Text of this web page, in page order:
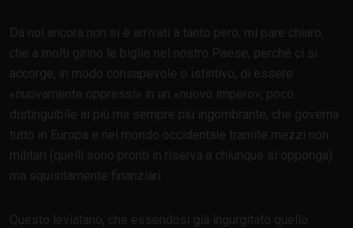
Da noi ancora non si è arrivati a tanto però, mi pare chiaro,
che a molti girino le biglie nel nostro Paese, perché ci si
accorge, in modo consapevole o istintivo, di essere
nuovamente oppressi
in un nuovo impero , poco
distinguibile ai più ma sempre più ingombrante, che governa
tutto in Europa e nel mondo occidentale tramite mezzi non
militari (quelli sono pronti in riserva a chiunque si opponga)
ma squisitamente finanziari.
Questo leviatano, che essendosi già ingurgitato quello